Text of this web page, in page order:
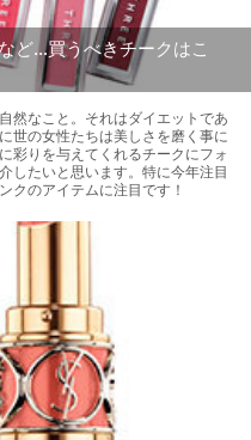
ど…買うべきチークはこ
然なこと。それはダイエットであ
世の女性たちは美しさを磨く事に
彩りを与えてくれるチークにフォ
したいと思います。特に今年注目
クのアイテムに注目です！